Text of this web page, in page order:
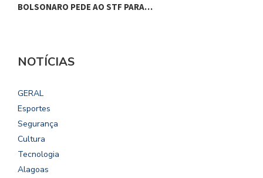
BOLSONARO PEDE AO STF PARA…
NOTÍCIAS
GERAL
Esportes
Segurança
Cultura
Tecnologia
Alagoas